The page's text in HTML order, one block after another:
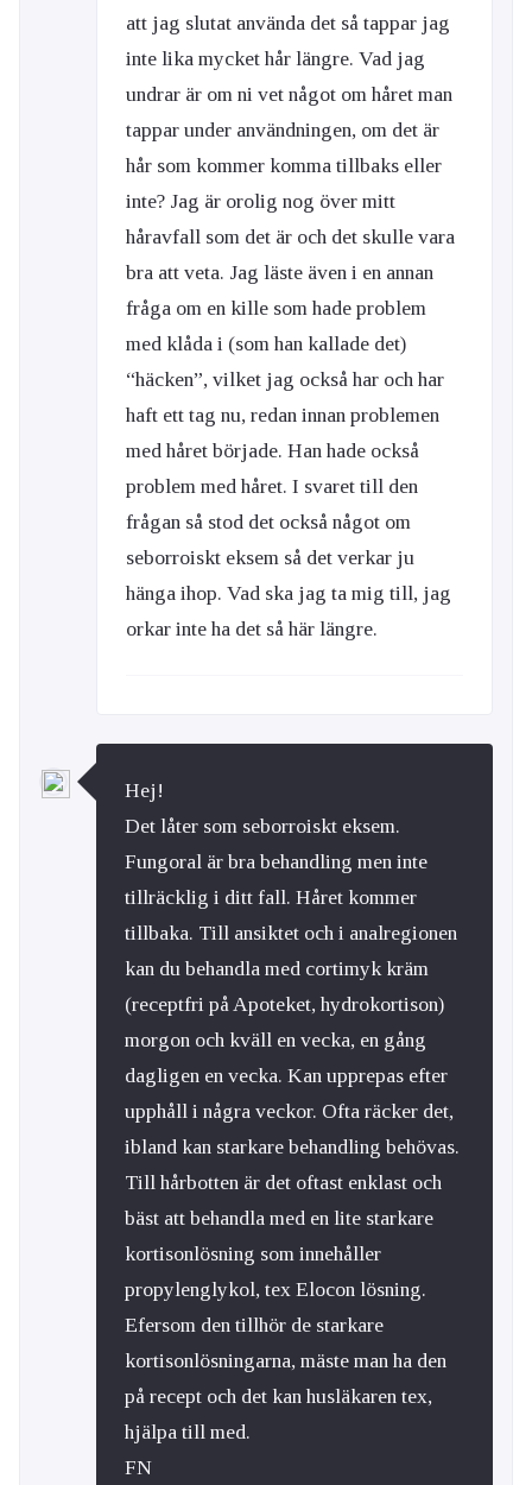
att jag slutat använda det så tappar jag
inte lika mycket hår längre. Vad jag
undrar är om ni vet något om håret man
tappar under användningen, om det är
hår som kommer komma tillbaks eller
inte? Jag är orolig nog över mitt
håravfall som det är och det skulle vara
bra att veta. Jag läste även i en annan
fråga om en kille som hade problem
med klåda i (som han kallade det)
“häcken”, vilket jag också har och har
haft ett tag nu, redan innan problemen
med håret började. Han hade också
problem med håret. I svaret till den
frågan så stod det också något om
seborroiskt eksem så det verkar ju
hänga ihop. Vad ska jag ta mig till, jag
orkar inte ha det så här längre.
Hej!
Det låter som seborroiskt eksem.
Fungoral är bra behandling men inte
tillräcklig i ditt fall. Håret kommer
tillbaka. Till ansiktet och i analregionen
kan du behandla med cortimyk kräm
(receptfri på Apoteket, hydrokortison)
morgon och kväll en vecka, en gång
dagligen en vecka. Kan upprepas efter
upphåll i några veckor. Ofta räcker det,
ibland kan starkare behandling behövas.
Till hårbotten är det oftast enklast och
bäst att behandla med en lite starkare
kortisonlösning som innehåller
propylenglykol, tex Elocon lösning.
Efersom den tillhör de starkare
kortisonlösningarna, mäste man ha den
på recept och det kan husläkaren tex,
hjälpa till med.
FN